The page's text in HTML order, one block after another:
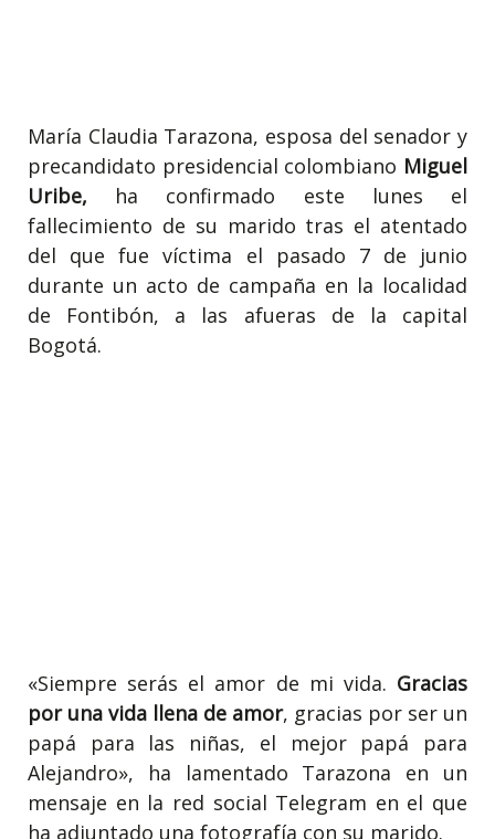
María Claudia Tarazona, esposa del senador y
precandidato presidencial colombiano Miguel
Uribe, ha confirmado este lunes el
fallecimiento de su marido tras el atentado
del que fue víctima el pasado 7 de junio
durante un acto de campaña en la localidad
de Fontibón, a las afueras de la capital
Bogotá.
«Siempre serás el amor de mi vida. Gracias
por una vida llena de amor, gracias por ser un
papá para las niñas, el mejor papá para
Alejandro», ha lamentado Tarazona en un
mensaje en la red social Telegram en el que
ha adjuntado una fotografía con su marido.